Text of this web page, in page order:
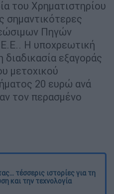
του Χρηματιστηρίου
σημαντικότερες
Πηγών
Η υποχρεωτική
εξαγοράς
μετοχικού
20 ευρώ ανά
τον περασμένο
τέσσερις ιστορίες για τη
και την τεχνολογία